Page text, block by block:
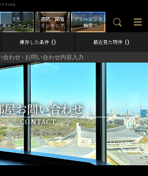
FIND
フリーレント
検索
週間／閲覧
ランキング
5大
キャンペーン
保存した条件 0 最近見た物件 0
合わせ - お問い合わせ内容入力
屋お問い合わせ
CONTACT